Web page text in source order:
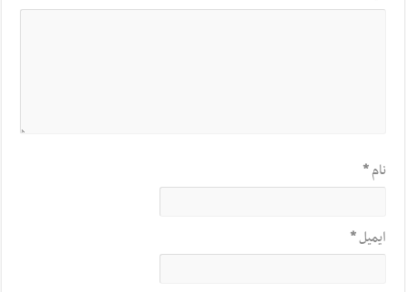
نام*
ایمیل*